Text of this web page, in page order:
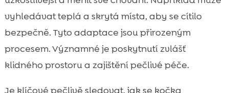
vyhledávat teplá a skrytá místa, aby se cítilo
bezpečně. Tyto adaptace jsou přirozeným
procesem. Významné je poskytnutí zvlášť
klidného prostoru a zajištění pečlivé péče.
Je klíčové pečlivě sledovat, jak se kočka